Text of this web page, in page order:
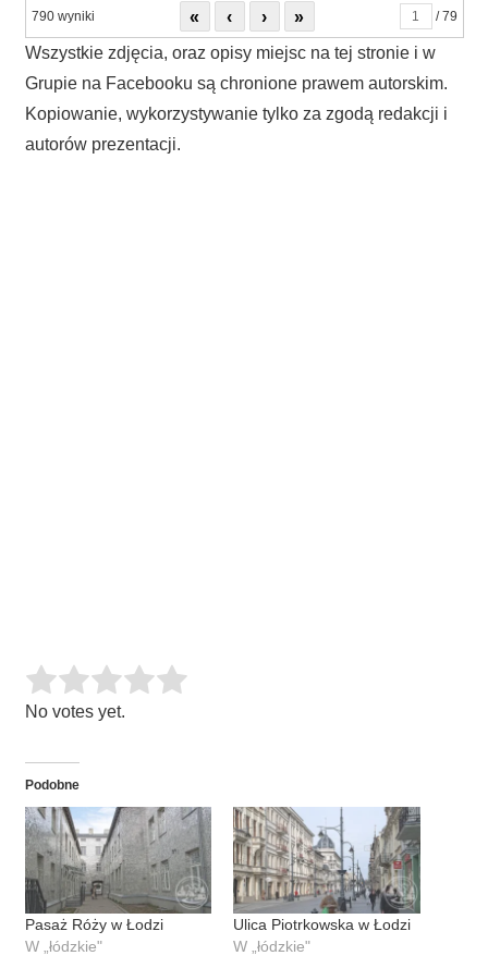
790 wyniki « ‹ › » / 79
Wszystkie zdjęcia, oraz opisy miejsc na tej stronie i w
Grupie na Facebooku są chronione prawem autorskim.
Kopiowanie, wykorzystywanie tylko za zgodą redakcji i
autorów prezentacji.
Rate this item:
No votes yet.
Podobne
Pasaż Róży w Łodzi
W „łódzkie"
Ulica Piotrkowska w Łodzi
W „łódzkie"